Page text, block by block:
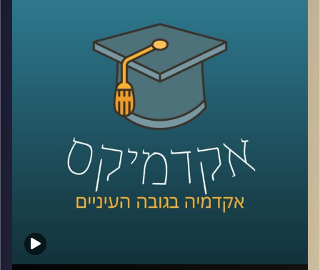
הבכירים יוביל אותה בדרכה החדשה, הציתה שוב קרבות קשים
שקורעים את המדינה המפולגת מבפנים
אז למה כולם לאחרונה מדברים על סודאן ואיך זה קשור
כדי לשפוך אור על המצב בסודאן הצטרף אלינו ד"ר חיים קורן,
בית ספר לאודר לממשל, דיפלומטיה ואסטרטגיה, אוניברסיטת
לשעבר שגריר ישראל הראשון לדרום סודאן ומצרים.
קרדיט תמונות:AudioVersity